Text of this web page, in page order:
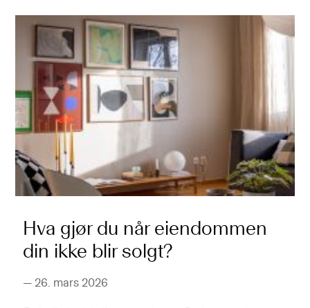
Hva gjør du når eiendommen
din ikke blir solgt?
— 26. mars 2026